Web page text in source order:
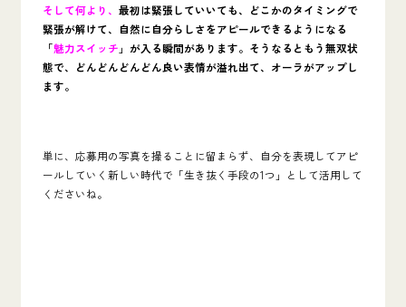
そして何より、 最初は緊張していいても、どこかのタイミングで
緊張が解けて、自然に自分らしさをアピールできるようになる
「魅力スイッチ 」が入る瞬間があります。そうなるともう無双状
態で、どんどんどんどん良い表情が溢れ出て、オーラがアップし
ます。
単に、応募用の写真を撮ることに留まらず、自分を表現してアピ
ールしていく新しい時代で「生き抜く手段の1つ」として活用して
くださいね。